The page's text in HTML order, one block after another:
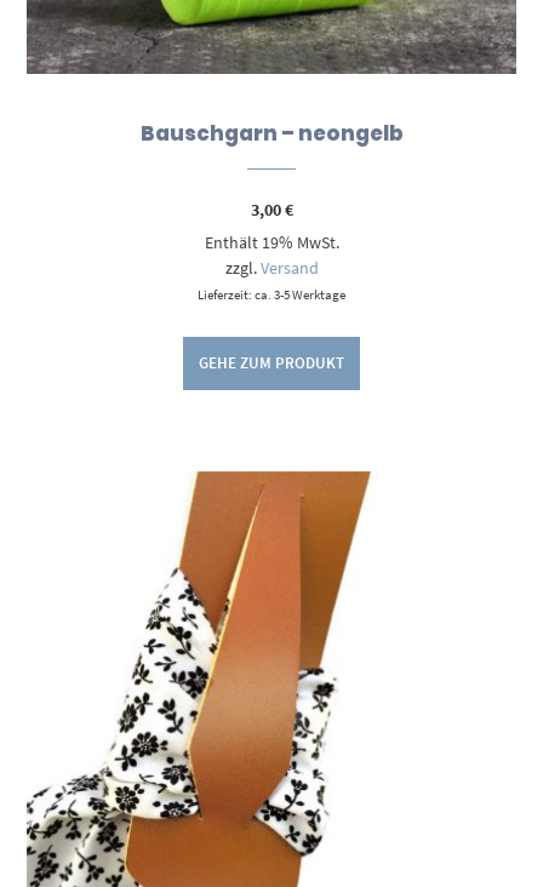
Bauschgarn – neongelb
3,00€
Enthält 19% MwSt.
zzgl.Versand
Lieferzeit: ca. 3-5 Werktage
GEHE ZUM PRODUKT